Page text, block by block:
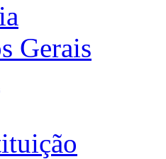
Gerais